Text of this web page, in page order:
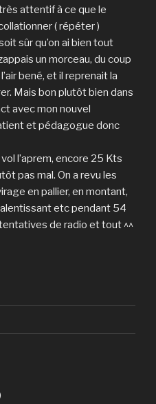
attentif à ce que le
( répéter )
sûr qu’on ai bien tout
un morceau, du coup
bené, et il reprenait la
Mais bon plutôt bien dans
avec mon nouvel
et pédagogue donc
l’aprem, encore 25 Kts
pas mal. On a revu les
en pallier, en montant,
etc pendant 54
de radio et tout ^^